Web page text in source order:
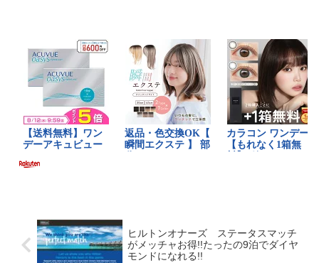
ヒルトンオナーズ ステータスマッチ
がメッチャお得!!たったの9泊でダイヤ
モンドになれる!!